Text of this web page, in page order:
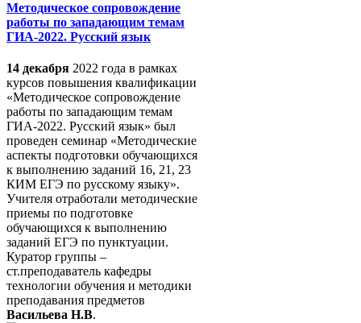
Методическое сопровождение
работы по западающим темам
ГИА-2022. Русский язык
14 декабря 2022 года в рамках
курсов повышения квалификации
«Методическое сопровождение
работы по западающим темам
ГИА-2022. Русский язык» был
проведен семинар «Методические
аспекты подготовки обучающихся
к выполнению заданий 16, 21, 23
КИМ ЕГЭ по русскому языку».
Учителя отработали методические
приемы по подготовке
обучающихся к выполнению
заданий ЕГЭ по пунктуации.
Куратор группы –
ст.преподаватель кафедры
технологии обучения и методики
преподавания предметов
Васильева Н.В.